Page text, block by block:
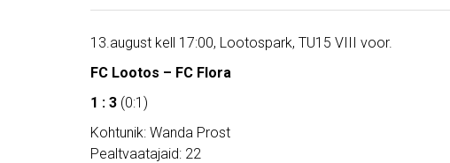
13.august kell 17:00, Lootospark, TU15 VIII voor.
FC Lootos – FC Flora
1 : 3 (0:1)
Kohtunik: Wanda Prost
Pealtvaatajaid: 22